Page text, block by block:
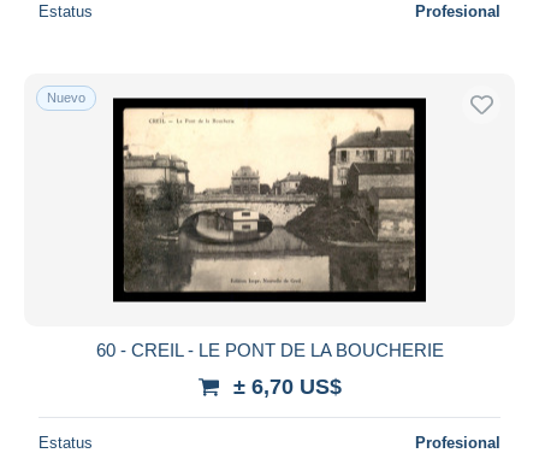
Estatus Profesional
Nuevo
60 - CREIL - LE PONT DE LA BOUCHERIE
± 6,70 US$
Estatus Profesional